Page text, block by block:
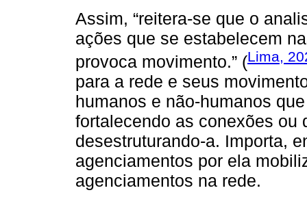
Assim, “reitera-se que o
ações que se estabelecem
provoca movimento.” (Lima,
para a rede e seus
humanos e não-humanos
fortalecendo as conexões ou
desestruturando-a. Importa,
agenciamentos por ela
agenciamentos na rede.